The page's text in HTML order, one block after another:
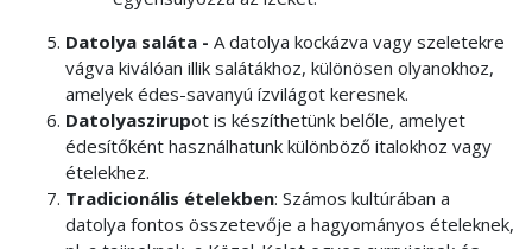
Datolya saláta - A datolya kockázva vagy szeletekre
vágva kiválóan illik salátákhoz, különösen olyanokhoz,
amelyek édes-savanyú ízvilágot keresnek.
Datolyaszirupot is készíthetünk belőle, amelyet
édesítőként használhatunk különböző italokhoz vagy
ételekhez.
Tradicionális ételekben: Számos kultúrában a
datolya fontos összetevője a hagyományos ételeknek,